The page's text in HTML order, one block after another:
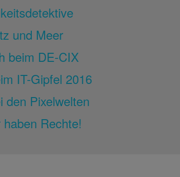
und Meer
beim DE-CIX
IT-Gipfel 2016
den Pixelwelten
Rechte!